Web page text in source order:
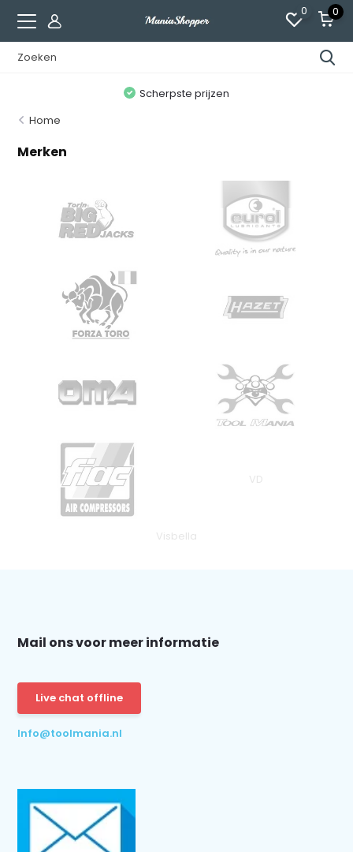
0 0
Scherpste prijzen
Home
Merken
VD
Visbella
Mail ons voor meer informatie
Live chat offline
Info@toolmania.nl